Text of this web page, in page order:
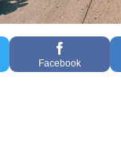
Facebook